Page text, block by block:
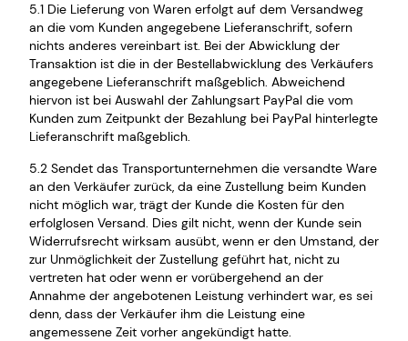
5.1 Die Lieferung von Waren erfolgt auf dem Versandweg
an die vom Kunden angegebene Lieferanschrift, sofern
nichts anderes vereinbart ist. Bei der Abwicklung der
Transaktion ist die in der Bestellabwicklung des Verkäufers
angegebene Lieferanschrift maßgeblich. Abweichend
hiervon ist bei Auswahl der Zahlungsart PayPal die vom
Kunden zum Zeitpunkt der Bezahlung bei PayPal hinterlegte
Lieferanschrift maßgeblich.
5.2 Sendet das Transportunternehmen die versandte Ware
an den Verkäufer zurück, da eine Zustellung beim Kunden
nicht möglich war, trägt der Kunde die Kosten für den
erfolglosen Versand. Dies gilt nicht, wenn der Kunde sein
Widerrufsrecht wirksam ausübt, wenn er den Umstand, der
zur Unmöglichkeit der Zustellung geführt hat, nicht zu
vertreten hat oder wenn er vorübergehend an der
Annahme der angebotenen Leistung verhindert war, es sei
denn, dass der Verkäufer ihm die Leistung eine
angemessene Zeit vorher angekündigt hatte.